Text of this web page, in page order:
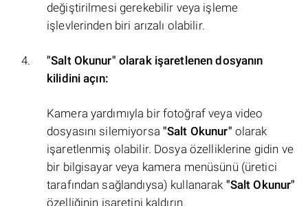
değiştirilmesi gerekebilir veya işleme
işlevlerinden biri arızalı olabilir.
"Salt Okunur" olarak işaretlenen dosyanın
kilidini açın:
Kamera yardımıyla bir fotoğraf veya video
dosyasını silemiyorsa "Salt Okunur" olarak
işaretlenmiş olabilir. Dosya özelliklerine gidin ve
bir bilgisayar veya kamera menüsünü (üretici
tarafından sağlandıysa) kullanarak "Salt Okunur"
özelliğinin işaretini kaldırın.